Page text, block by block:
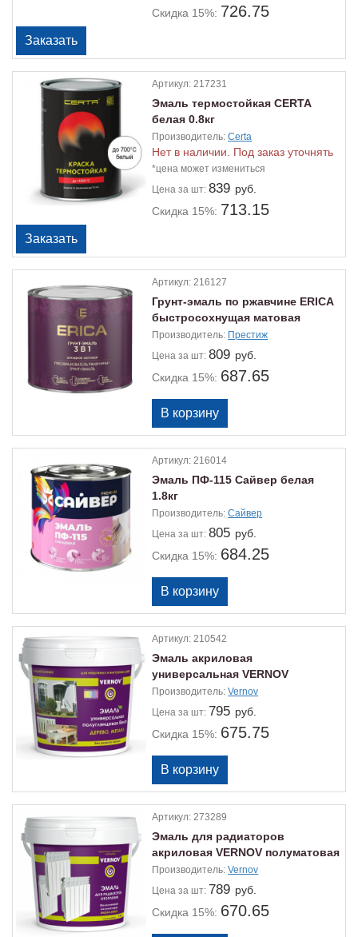
Скидка 15%: 726.75
Артикул:217231
Эмаль термостойкая CERTA
белая 0.8кг
Производитель:Certa
Нет в наличии. Под заказ уточнять
*цена может измениться
Цена за шт:839 руб.
Скидка 15%: 713.15
Артикул:216127
Грунт-эмаль по ржавчине ERICA
быстросохнущая матовая
черная 1.8кг
Производитель: Престиж
Цена за шт:809 руб.
Скидка 15%: 687.65
Артикул:216014
Эмаль ПФ-115 Сайвер белая
1.8кг
Производитель:Сайвер
Цена за шт:805 руб.
Скидка 15%: 684.25
Артикул:210542
Эмаль акриловая
универсальная VERNOV
полуматовая 1кг
Производитель:Vernov
Цена за шт: 795 руб.
Скидка 15%: 675.75
Артикул:273289
Эмаль для радиаторов
акриловая VERNOV полуматовая
1кг
Производитель:Vernov
Цена за шт: 789 руб.
Скидка 15%: 670.65